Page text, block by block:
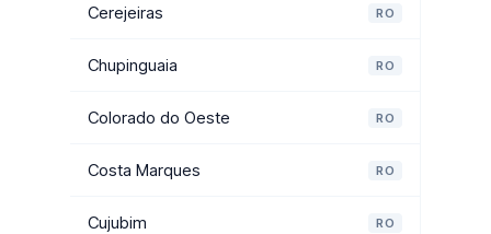
Cerejeiras RO
Chupinguaia RO
Colorado do Oeste RO
Costa Marques RO
Cujubim RO